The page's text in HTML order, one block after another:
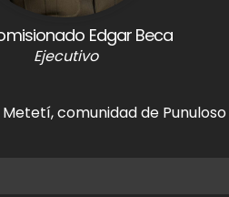
Edgar Beca
Ejecutivo
comunidad de